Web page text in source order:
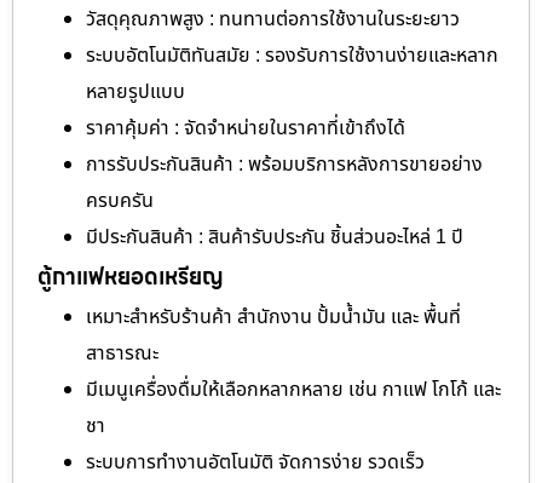
วัสดุคุณภาพสูง : ทนทานต่อการใช้งานในระยะยาว
ระบบอัตโนมัติทันสมัย : รองรับการใช้งานง่ายและหลาก
หลายรูปแบบ
ราคาคุ้มค่า : จัดจำหน่ายในราคาที่เข้าถึงได้
การรับประกันสินค้า : พร้อมบริการหลังการขายอย่าง
ครบครัน
มีประกันสินค้า : สินค้ารับประกัน ชิ้นส่วนอะไหล่ 1 ปี
ตู้กาแฟหยอดเหรียญ
เหมาะสำหรับร้านค้า สำนักงาน ปั้มน้ำมัน และ พื้นที่
สาธารณะ
มีเมนูเครื่องดื่มให้เลือกหลากหลาย เช่น กาแฟ โกโก้ และ
ชา
ระบบการทำงานอัตโนมัติ จัดการง่าย รวดเร็ว